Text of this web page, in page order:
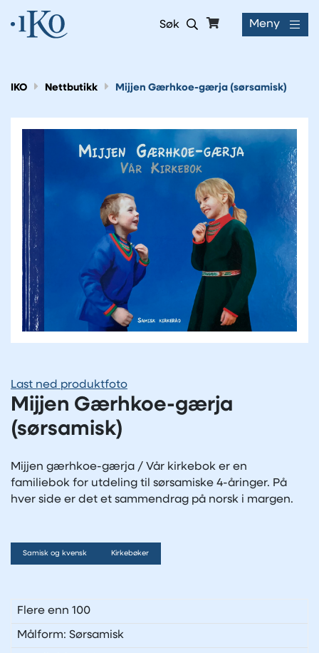
Søk Meny
IKO Nettbutikk Mijjen Gærhkoe-gærja (sørsamisk)
Last ned produktfoto
Mijjen Gærhkoe-gærja
(sørsamisk)
Mijjen gærhkoe-gærja / Vår kirkebok er en
familiebok for utdeling til sørsamiske 4-åringer. På
hver side er det et sammendrag på norsk i margen.
Samisk og kvensk Kirkebøker
Flere enn 100
Målform: Sørsamisk